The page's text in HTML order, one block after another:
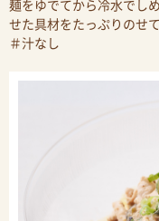
麺をゆでてから冷水でし
せた具材をたっぷりのせ
＃汁なし